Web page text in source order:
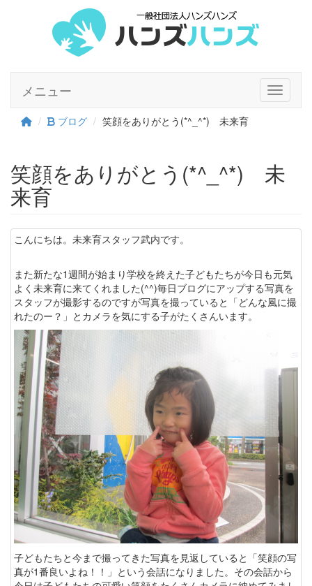
Toggle
メニュー
ブログ 笑顔をありがとう(*^_^*) 未来育
笑顔をありがとう(*^_^*) 未
来育
こんにちは。未来育スタッフ武内です。
また新たな1週間が始まり学校を終えた子どもたちが今日も元気
よく未来育に来てくれました(^^)毎日ブログにアップする写真を
スタッフが撮影するのですが写真を撮っていると「どんな風に撮
れたのー？」とカメラを気にする子がたくさんいます。
子どもたちと今まで撮ってきた写真を見返していると「笑顔の写
真が1番良いよね！！」という会話になりました。その会話から